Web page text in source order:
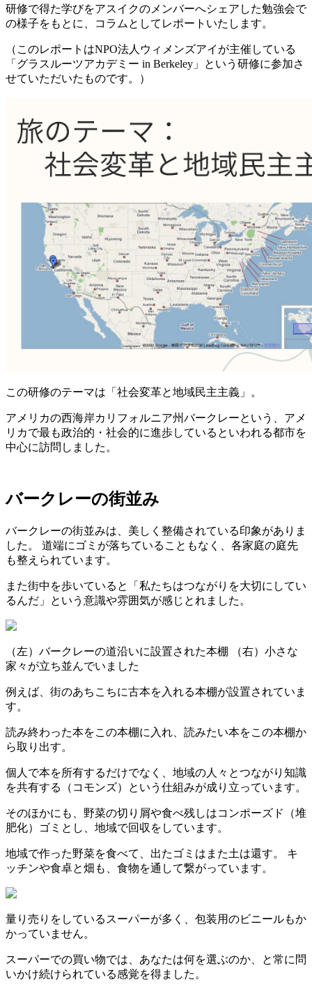
研修で得た学びをアスイクのメンバーへシェアした勉強会で
の様子をもとに、コラムとしてレポートいたします。
（このレポートはNPO法人ウィメンズアイが主催している
「グラスルーツアカデミー in Berkeley」という研修に参加さ
せていただいたものです。）
この研修のテーマは「社会変革と地域民主主義」。
アメリカの西海岸カリフォルニア州バークレーという、アメ
リカで最も政治的・社会的に進歩しているといわれる都市を
中心に訪問しました。
バークレーの街並み
バークレーの街並みは、美しく整備されている印象がありま
した。 道端にゴミが落ちていることもなく、各家庭の庭先
も整えられています。
また街中を歩いていると「私たちはつながりを大切にしてい
るんだ」という意識や雰囲気が感じとれました。
（左）バークレーの道沿いに設置された本棚 （右）小さな
家々が立ち並んでいました
例えば、街のあちこちに古本を入れる本棚が設置されていま
す。
読み終わった本をこの本棚に入れ、読みたい本をこの本棚か
ら取り出す。
個人で本を所有するだけでなく、地域の人々とつながり知識
を共有する（コモンズ）という仕組みが成り立っています。
そのほかにも、野菜の切り屑や食べ残しはコンポーズド（堆
肥化）ゴミとし、地域で回収をしています。
地域で作った野菜を食べて、出たゴミはまた土は還す。 キ
ッチンや食卓と畑も、食物を通して繋がっています。
量り売りをしているスーパーが多く、包装用のビニールもか
かっていません。
スーパーでの買い物では、あなたは何を選ぶのか、と常に問
いかけ続けられている感覚を得ました。